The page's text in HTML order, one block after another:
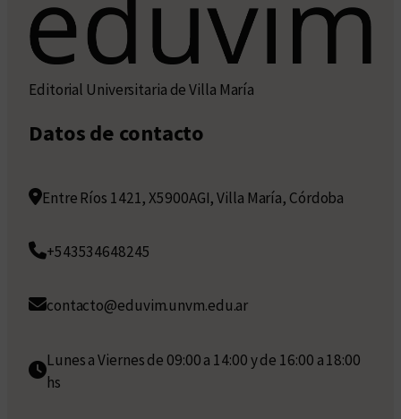
Editorial Universitaria de Villa María
Datos de contacto
Entre Ríos 1421, X5900AGI, Villa María, Córdoba
+543534648245
contacto@eduvim.unvm.edu.ar
Lunes a Viernes de 09:00 a 14:00 y de 16:00 a 18:00
hs